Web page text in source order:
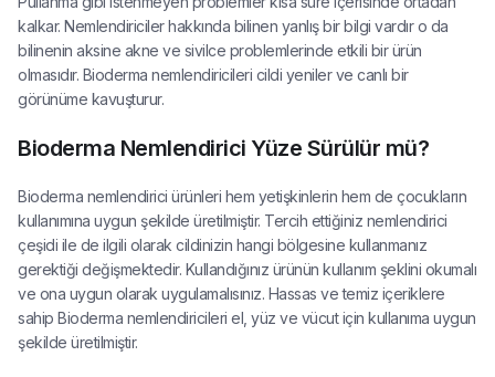
kalkar. Nemlendiriciler hakkında bilinen yanlış bir bilgi vardır o da
bilinenin aksine akne ve sivilce problemlerinde etkili bir ürün
olmasıdır. Bioderma nemlendiricileri cildi yeniler ve canlı bir
görünüme kavuşturur.
Bioderma Nemlendirici Yüze Sürülür mü?
Bioderma nemlendirici ürünleri hem yetişkinlerin hem de çocukların
kullanımına uygun şekilde üretilmiştir. Tercih ettiğiniz nemlendirici
çeşidi ile de ilgili olarak cildinizin hangi bölgesine kullanmanız
gerektiği değişmektedir. Kullandığınız ürünün kullanım şeklini okumalı
ve ona uygun olarak uygulamalısınız. Hassas ve temiz içeriklere
sahip Bioderma nemlendiricileri el, yüz ve vücut için kullanıma uygun
şekilde üretilmiştir.